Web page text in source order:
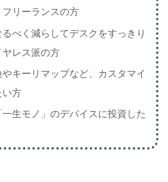
リーランスの方
べく減らしてデスクをすっきり
ヤレス派の方
キーリマップなど、カスタマイ
い方
生モノ」のデバイスに投資した